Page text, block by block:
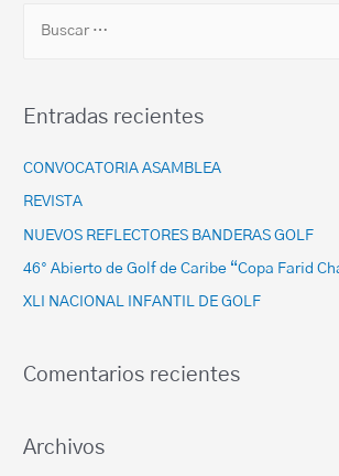
Entradas recientes
CONVOCATORIA ASAMBLEA
REVISTA
NUEVOS REFLECTORES BANDERAS GOLF
46° Abierto de Golf de Caribe “Copa Farid
XLI NACIONAL INFANTIL DE GOLF
Comentarios recientes
Archivos